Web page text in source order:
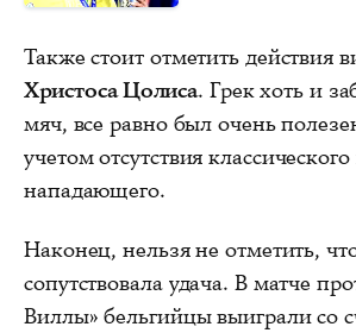
Также стоит отметить действия
Христоса Цолиса. Грек хоть и
мяч, все равно был очень
учетом отсутствия
нападающего.
Наконец, нельзя не отметить,
сопутствовала удача. В матче
Виллы» бельгийцы выиграли со